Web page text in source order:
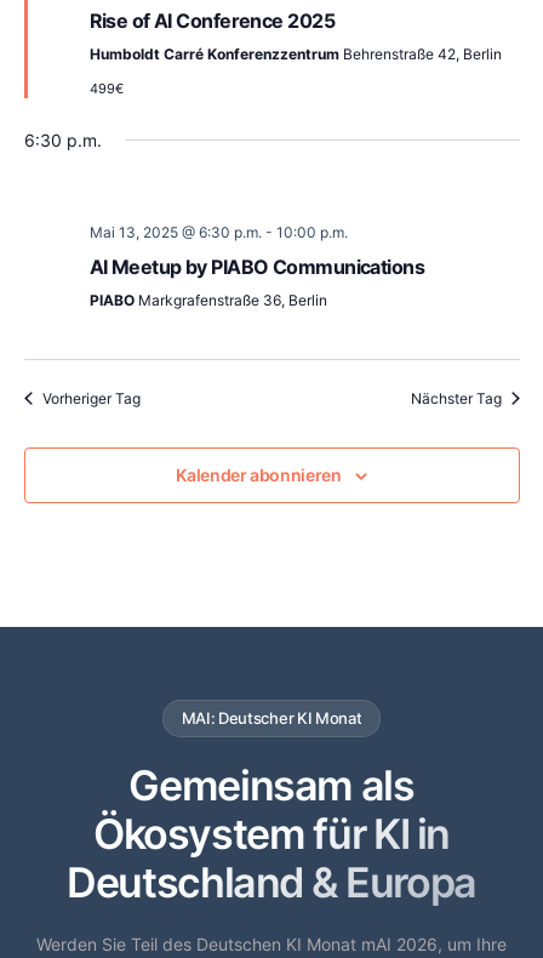
Rise of AI Conference 2025
Humboldt Carré Konferenzzentrum Behrenstraße 42, Berlin
499€
6:30 p.m.
Mai 13, 2025 @ 6:30 p.m. - 10:00 p.m.
AI Meetup by PIABO Communications
PIABO Markgrafenstraße 36, Berlin
Vorheriger Tag Nächster Tag
Kalender abonnieren
MAI: Deutscher KI Monat
Gemeinsam als
Ökosystem für KI in
Deutschland & Europa
Werden Sie Teil des Deutschen KI Monat mAI 2026, um Ihre